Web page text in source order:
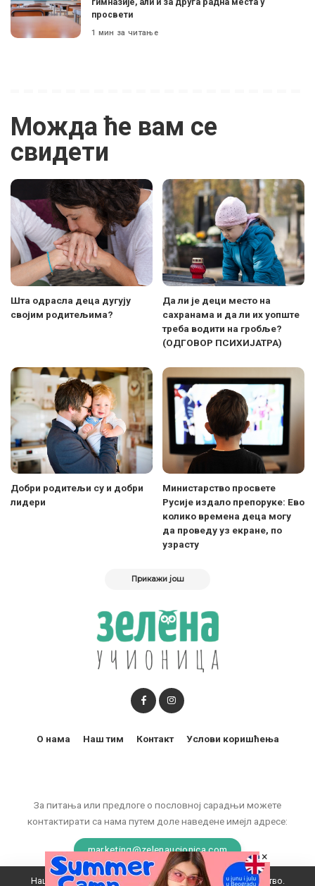
просвети
1 мин за читање
Можда ће вам се
свидети
Шта одрасла деца дугују
својим родитељима?
Да ли је деци место на
сахранама и да ли их уопште
треба водити на гробље?
(ОДГОВОР ПСИХИЈАТРА)
Добри родитељи су и добри
лидери
Министарство просвете
Русије издало препоруке: Ево
колико времена деца могу
да проведу уз екране, по
узрасту
Прикажи још
За питања или предлоге о пословној сарадњи можете
контактирати са нама путем доле наведене имејл адресе:
marketing@zelenaucionica.com
О нама Наш тим Контакт Услови коришћења
Наш вебсајт користи колачиће да побољша ваше искуство.
×